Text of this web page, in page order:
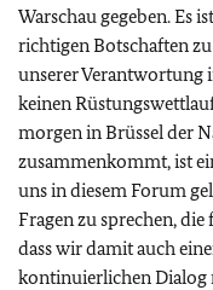
Warschau gegeben. Es
richtigen Botschaften zu
unserer Verantwortung
keinen
morgen in Brüssel der
zusammenkommt, ist
uns in diesem Forum
Fragen zu sprechen,
dass wir damit auch
kontinuierlichen Dialog